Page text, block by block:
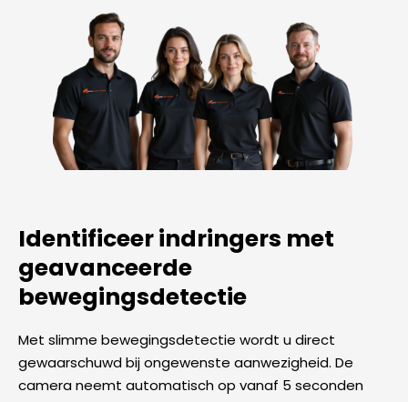
Identificeer indringers met
geavanceerde
bewegingsdetectie
Met slimme bewegingsdetectie wordt u direct
gewaarschuwd bij ongewenste aanwezigheid. De
camera neemt automatisch op vanaf 5 seconden